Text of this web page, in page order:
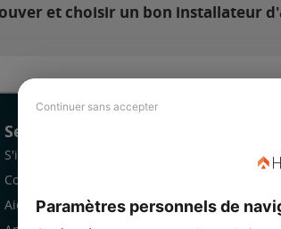
Continuer sans accepter
Paramètres personnels de
et choisir un bon installateur
Services Pro
S'inscrire
Comment ça marche
Aide
Revue de